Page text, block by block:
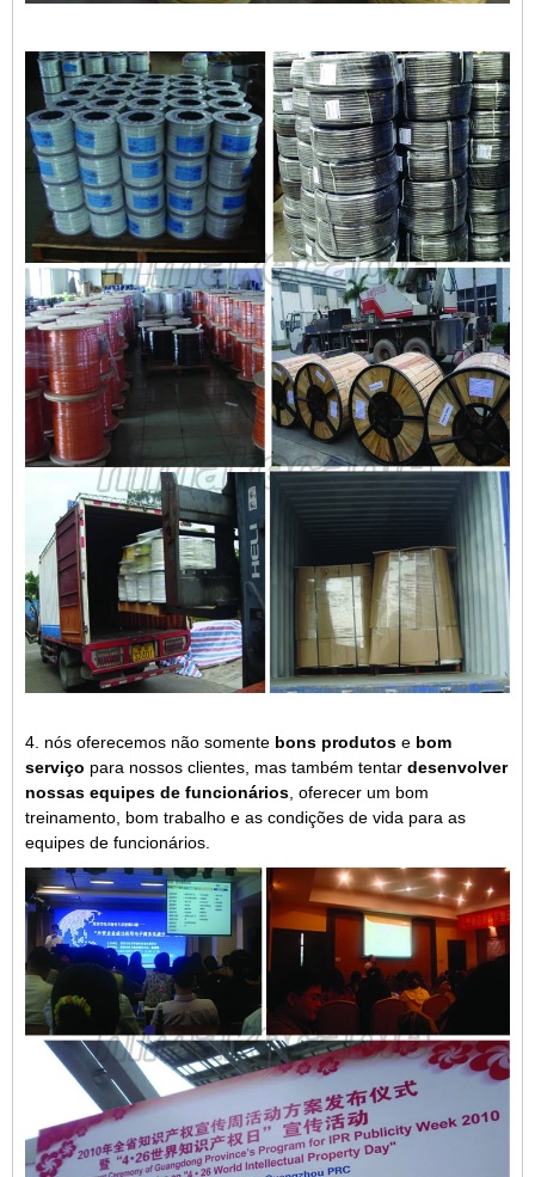
4. nós oferecemos não somente bons produtos e bom
serviço para nossos clientes, mas também tentar desenvolver
nossas equipes de funcionários, oferecer um bom
treinamento, bom trabalho e as condições de vida para as
equipes de funcionários.